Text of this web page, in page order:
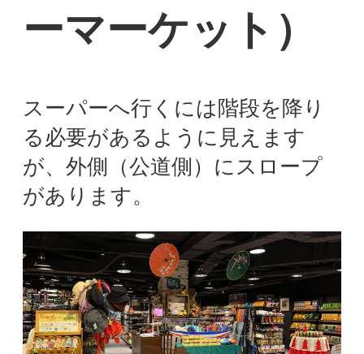
ーマーケット）
スーパーへ行くには階段を降り
る必要があるように見えます
が、外側（公道側）にスロープ
があります。